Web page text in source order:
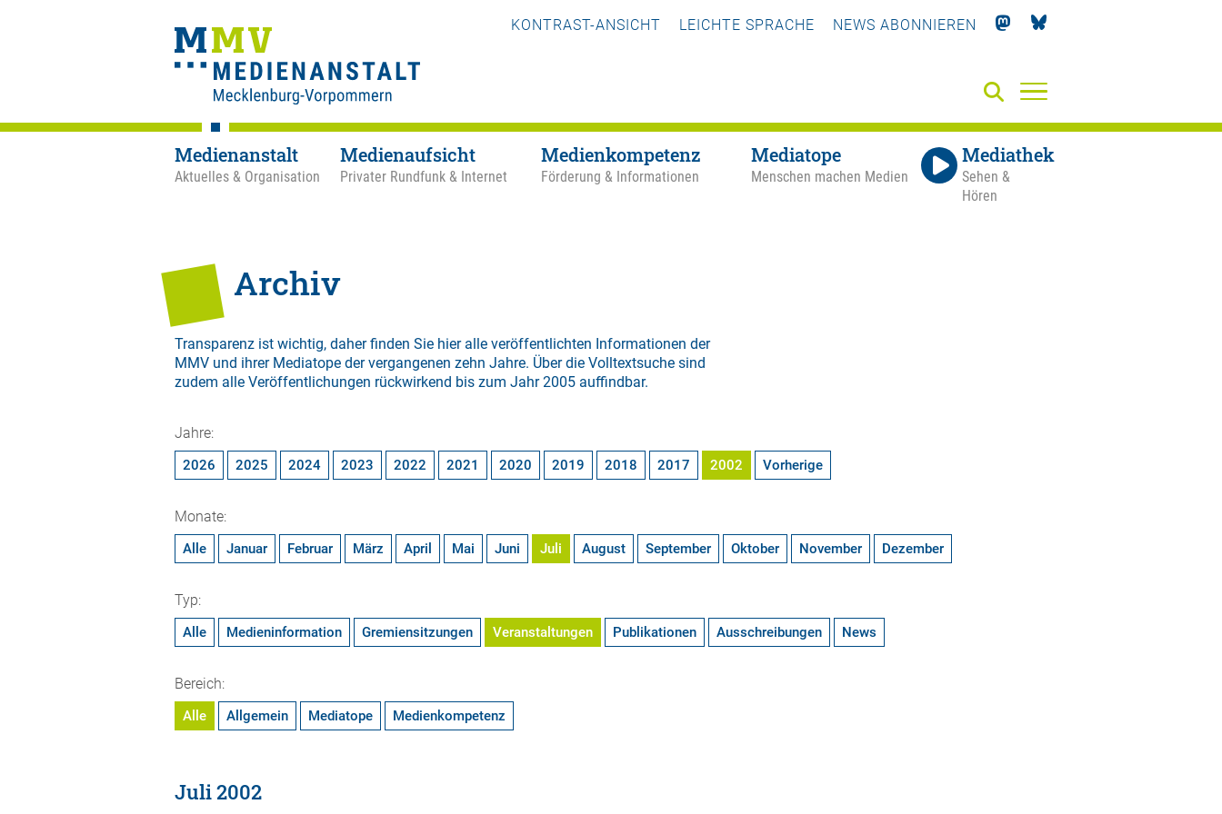
KONTRAST-ANSICHT LEICHTE SPRACHE NEWS ABONNIEREN
Medienanstalt
Aktuelles & Organisation
Medienaufsicht
Privater Rundfunk & Internet
Medienkompetenz
Förderung & Informationen
Mediatope
Menschen machen Medien
Mediathek
Sehen &
Hören
Archiv
Transparenz ist wichtig, daher finden Sie hier alle veröffentlichten Informationen der
MMV und ihrer Mediatope der vergangenen zehn Jahre. Über die Volltextsuche sind
zudem alle Veröffentlichungen rückwirkend bis zum Jahr 2005 auffindbar.
Jahre:
2026 2025 2024 2023 2022 2021 2020 2019 2018 2017 2002 Vorherige
Monate:
Alle Januar Februar März April Mai Juni Juli August September Oktober November Dezember
Typ:
Alle Medieninformation Gremiensitzungen Veranstaltungen Publikationen Ausschreibungen News
Bereich:
Alle Allgemein Mediatope Medienkompetenz
Juli 2002